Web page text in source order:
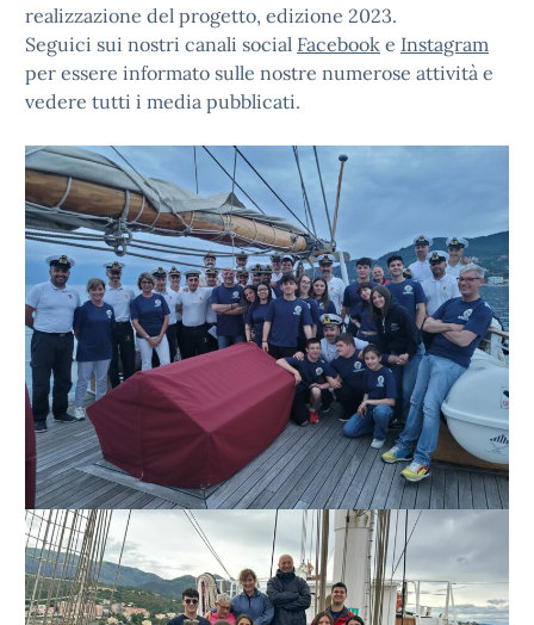
realizzazione del progetto, edizione 2023.
Seguici sui nostri canali social Facebook e Instagram
per essere informato sulle nostre numerose attività e
vedere tutti i media pubblicati.